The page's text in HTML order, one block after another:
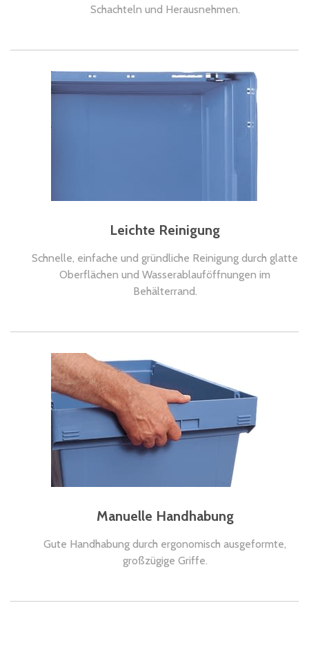
Schachteln und Herausnehmen.
Leichte Reinigung
Schnelle, einfache und gründliche Reinigung durch glatte
Oberflächen und Wasserablauföffnungen im
Behälterrand.
Manuelle Handhabung
Gute Handhabung durch ergonomisch ausgeformte,
großzügige Griffe.